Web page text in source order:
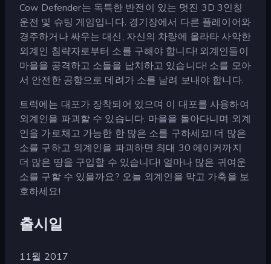
Cow Defender는 독특한 반전이 있는 멋진 3D 3인칭
운전 및 슈팅 게임입니다. 경기장에서 다른 플레이어와
경주하거나 싸우는 대신, 자신의 차량에 올라타 사악한
외계인 침략자로부터 소를 구해야 합니다! 외계인들이
마을을 공격하고 소들을 납치하고 있습니다! 소를 모아
서 안전한 공항으로 데려가 소를 날려 보내야 합니다.
트럭에는 대포가 장착되어 있으며 이 대포를 사용하여
외계인을 파괴할 수 있습니다. 마을을 돌아다니며 외계
인을 가로채고 가능한 한 많은 소를 구하세요! 더 많은
소를 구하고 외계인을 파괴하면 최대 30 에이커까지
더 많은 땅을 구입할 수 있습니다! 얼마나 많은 귀여운
소를 구할 수 있을까요? 오늘 외계인을 막고 가축을 보
호하세요!
출시일
11월 2017